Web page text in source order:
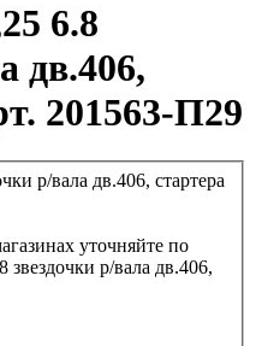
6.8
дв.406,
201563-П29
уточняйте по
р/вала дв.406,